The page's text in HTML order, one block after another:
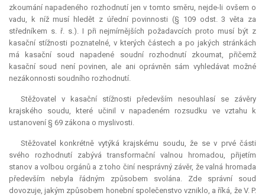
zkoumání napadeného rozhodnutí jen v tomto směru, nejde-li ovšem o
vadu, k níž musí hledět z úřední povinnosti (§ 109 odst. 3 věta za
středníkem s. ř. s.). I při nejmírnějších požadavcích proto musí být z
kasační stížnosti poznatelné, v kterých částech a po jakých stránkách
má kasační soud napadené soudní rozhodnutí zkoumat, přičemž
kasační soud není povinen, ale ani oprávněn sám vyhledávat možné
nezákonnosti soudního rozhodnutí.
Stěžovatel v kasační stížnosti především nesouhlasí se závěry
krajského soudu, které učinil v napadeném rozsudku ve vztahu k
ustanovení § 69 zákona o myslivosti.
Stěžovatel konkrétně vytýká krajskému soudu, že se v prvé části
svého rozhodnutí zabývá transformační valnou hromadou, přijetím
stanov a volbou orgánů a z toho činí nesprávný závěr, že valná hromada
především nebyla řádným způsobem svolána. Zde správní soud
dovozuje, jakým způsobem honební společenstvo vzniklo, a říká, že V. P.